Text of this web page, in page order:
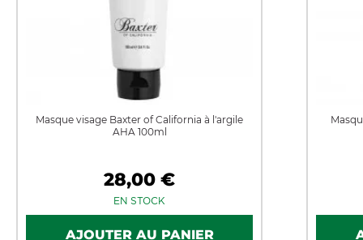
Masque visage Baxter of California à l'argile
AHA 100ml
28,00 €
EN STOCK